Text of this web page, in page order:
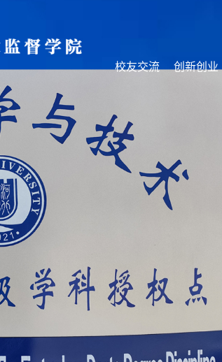
创新创业
校友交流